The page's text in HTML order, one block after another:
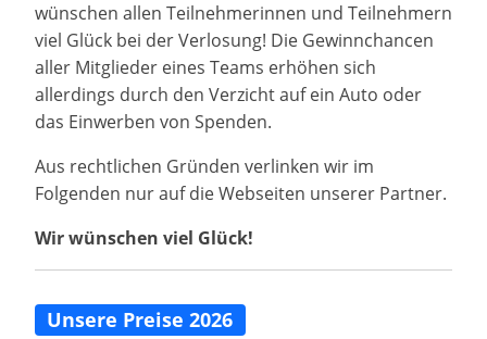
wünschen allen Teilnehmerinnen und Teilnehmern
viel Glück bei der Verlosung! Die Gewinnchancen
aller Mitglieder eines Teams erhöhen sich
allerdings durch den Verzicht auf ein Auto oder
das Einwerben von Spenden.
Aus rechtlichen Gründen verlinken wir im
Folgenden nur auf die Webseiten unserer Partner.
Wir wünschen viel Glück!
Unsere Preise 2026